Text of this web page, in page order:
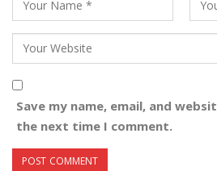
Save my name, email, and
the next time I comment.